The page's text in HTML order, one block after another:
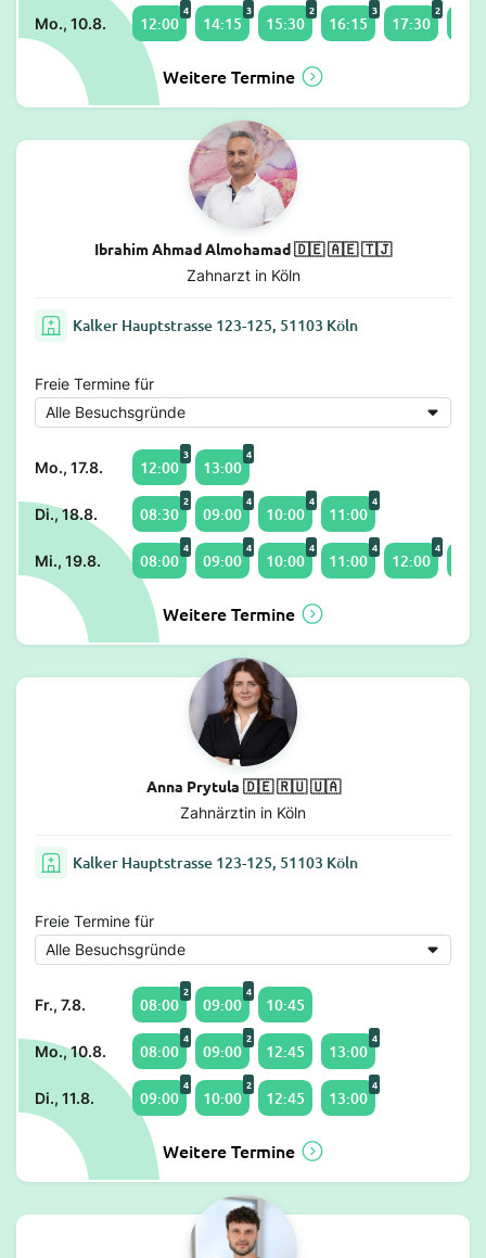
Mo., 10.8. 12:00
4
14:15
3
15:30
2
16:15
3
17:30
2
Weitere Termine
Ibrahim Ahmad Almohamad 🇩🇪 🇦🇪 🇹🇯
Zahnarzt in Köln
Kalker Hauptstrasse 123-125, 51103 Köln
Freie Termine für
Mo., 17.8. 12:00
3
13:00
4
Di., 18.8. 08:30
2
09:00
4
10:00
4
11:00
4
Mi., 19.8. 08:00
4
09:00
4
10:00
4
11:00
4
12:00
4
Weitere Termine
Anna Prytula 🇩🇪 🇷🇺 🇺🇦
Zahnärztin in Köln
Kalker Hauptstrasse 123-125, 51103 Köln
Freie Termine für
Fr., 7.8. 08:00
2
09:00
4
10:45
Mo., 10.8. 08:00
4
09:00
2
12:45 13:00
4
Di., 11.8. 09:00
4
10:00
2
12:45 13:00
4
Weitere Termine